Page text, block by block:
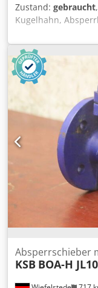
Zustand: gebraucht
Kugelhahn,
Chjdpfx Aed I I
Breite: 230 mm -
230/165/H370 mm -
Absperrschieber
KSB BOA-H